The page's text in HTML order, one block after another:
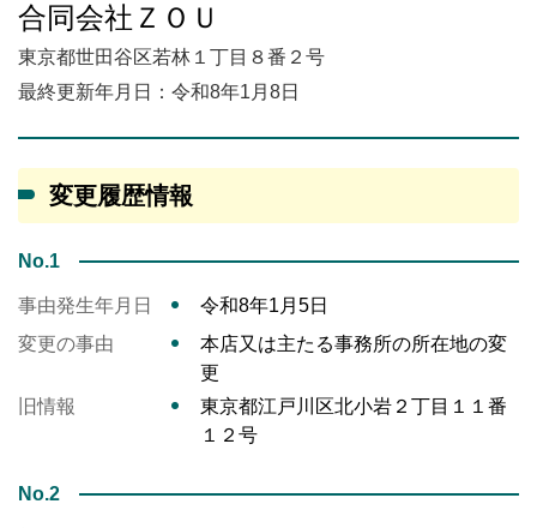
合同会社ＺＯＵ
東京都世田谷区若林１丁目８番２号
最終更新年月日：令和8年1月8日
変更履歴情報
No.1
事由発生年月日
令和8年1月5日
変更の事由
本店又は主たる事務所の所在地の変
更
旧情報
東京都江戸川区北小岩２丁目１１番
１２号
No.2